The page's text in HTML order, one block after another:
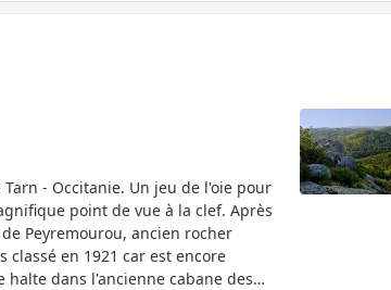
- Occitanie. Un jeu de l'oie pour
point de vue à la clef. Après
Peyremourou, ancien rocher
en 1921 car est encore
dans l'ancienne cabane des